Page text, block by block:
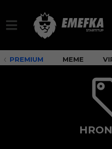
PREMIUM MEME